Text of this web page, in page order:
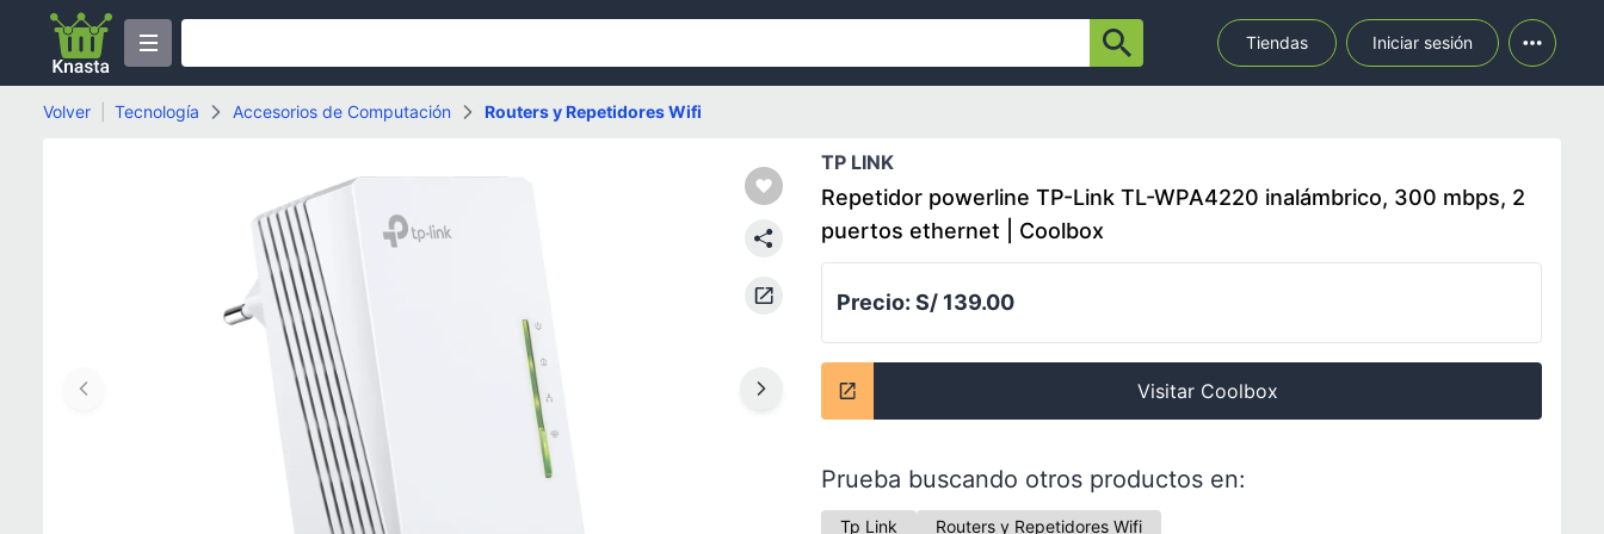
Tiendas Iniciar sesión
Volver Tecnología Accesorios de Computación Routers y Repetidores Wifi
TP LINK
Repetidor powerline TP-Link TL-WPA4220 inalámbrico, 300 mbps, 2
puertos ethernet | Coolbox
Precio: S/ 139.00
Visitar Coolbox
Prueba buscando otros productos en:
Tp Link Routers y Repetidores Wifi